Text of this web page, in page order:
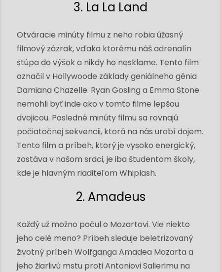
3. La La Land
Otváracie minúty filmu z neho robia úžasný
filmový zázrak, vďaka ktorému náš adrenalín
stúpa do výšok a nikdy ho nesklame. Tento film
označil v Hollywoode základy geniálneho génia
Damiana Chazelle. Ryan Gosling a Emma Stone
nemohli byť inde ako v tomto filme lepšou
dvojicou. Posledné minúty filmu sa rovnajú
počiatočnej sekvencii, ktorá na nás urobí dojem.
Tento film a príbeh, ktorý je vysoko energický,
zostáva v našom srdci, je iba študentom školy,
kde je hlavným riaditeľom Whiplash.
2. Amadeus
Každý už možno počul o Mozartovi. Vie niekto
jeho celé meno? Príbeh sleduje beletrizovaný
životný príbeh Wolfganga Amadea Mozarta a
jeho žiarlivú mstu proti Antoniovi Salierimu na